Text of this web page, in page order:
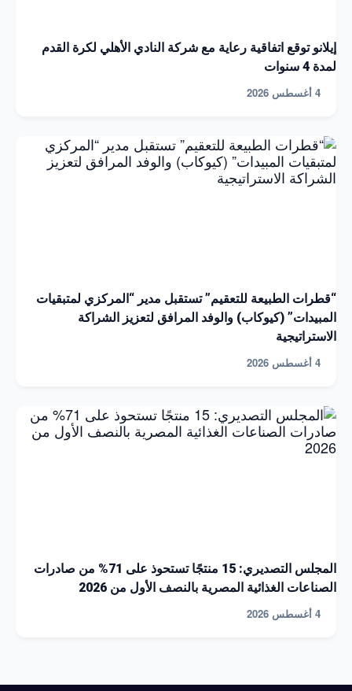
إيلانو توقع اتفاقية رعاية مع شركة النادي الأهلي لكرة القدم
لمدة 4 سنوات
4 أغسطس 2026
“قطرات الطبيعة للتعقيم” تستقبل مدير “المركزي لمتبقيات
المبيدات” (كيوكاب) والوفد المرافق لتعزيز الشراكة
الاستراتيجية
4 أغسطس 2026
المجلس التصديري: 15 منتجًا تستحوذ على 71% من صادرات
الصناعات الغذائية المصرية بالنصف الأول من 2026
4 أغسطس 2026